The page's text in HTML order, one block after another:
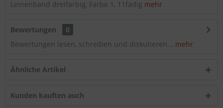
Leinenband dreifarbig, Farbe 1, 11fädig mehr
Bewertungen
0
Bewertungen lesen, schreiben und diskutieren... mehr
Ähnliche Artikel
Kunden kauften auch